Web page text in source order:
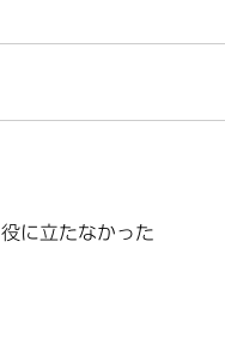
役に立たなかった